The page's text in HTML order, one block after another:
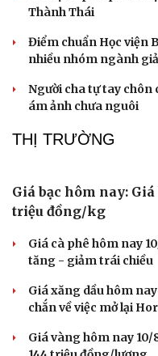
Văn hóa
Sân khấu - Điện ảnh
Âm nhạc
Di sản
Trật tự giao thông -
nhọn đều sát ngưỡng
Thành Thái
Điểm chuẩn Học viện
Người cha tự tay chôn
THỊ TRƯỜNG